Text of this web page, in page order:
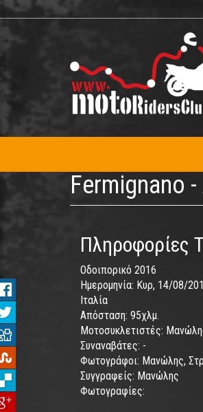
Παράκαμψη
προς
κυρίως
Fermignano
Πληροφορίες
Οδοιπορικό 2016
Ημερομηνία: Κυρ, 14/08/
Ιταλία
Απόσταση: 95χλμ.
Μοτοσυκλετιστές:
Συναναβάτες: -
Φωτογράφοι: Μανώλης,
Συγγραφείς: Μανώλης
Φωτογραφίες: